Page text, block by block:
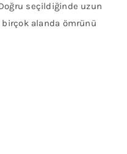
seçildiğinde uzun
birçok alanda ömrünü